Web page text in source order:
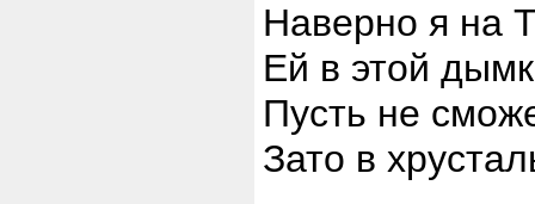
Наверно я на
Ей в этой
Пусть не
Зато в